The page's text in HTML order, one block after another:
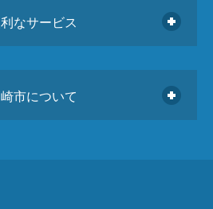
なサービス
市について